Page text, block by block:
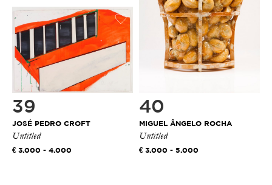
39
JOSÉ PEDRO CROFT
Untitled
3.000 - 4.000
40
MIGUEL ÂNGELO ROCHA
Untitled
3.000 - 5.000